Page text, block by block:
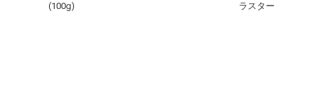
(100g)
ラスター